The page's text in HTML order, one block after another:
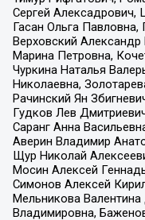
Сергей Алексадрович,
Гасан Ольга
Верховский
Марина Петровна,
Чуркина Наталья
Николаевна,
Рачинский Ян
Гудков Лев
Саранг Анна
Аверин Владимир
Щур Николай
Мосин Алексей
Симонов Алексей
Мельникова
Владимировна,